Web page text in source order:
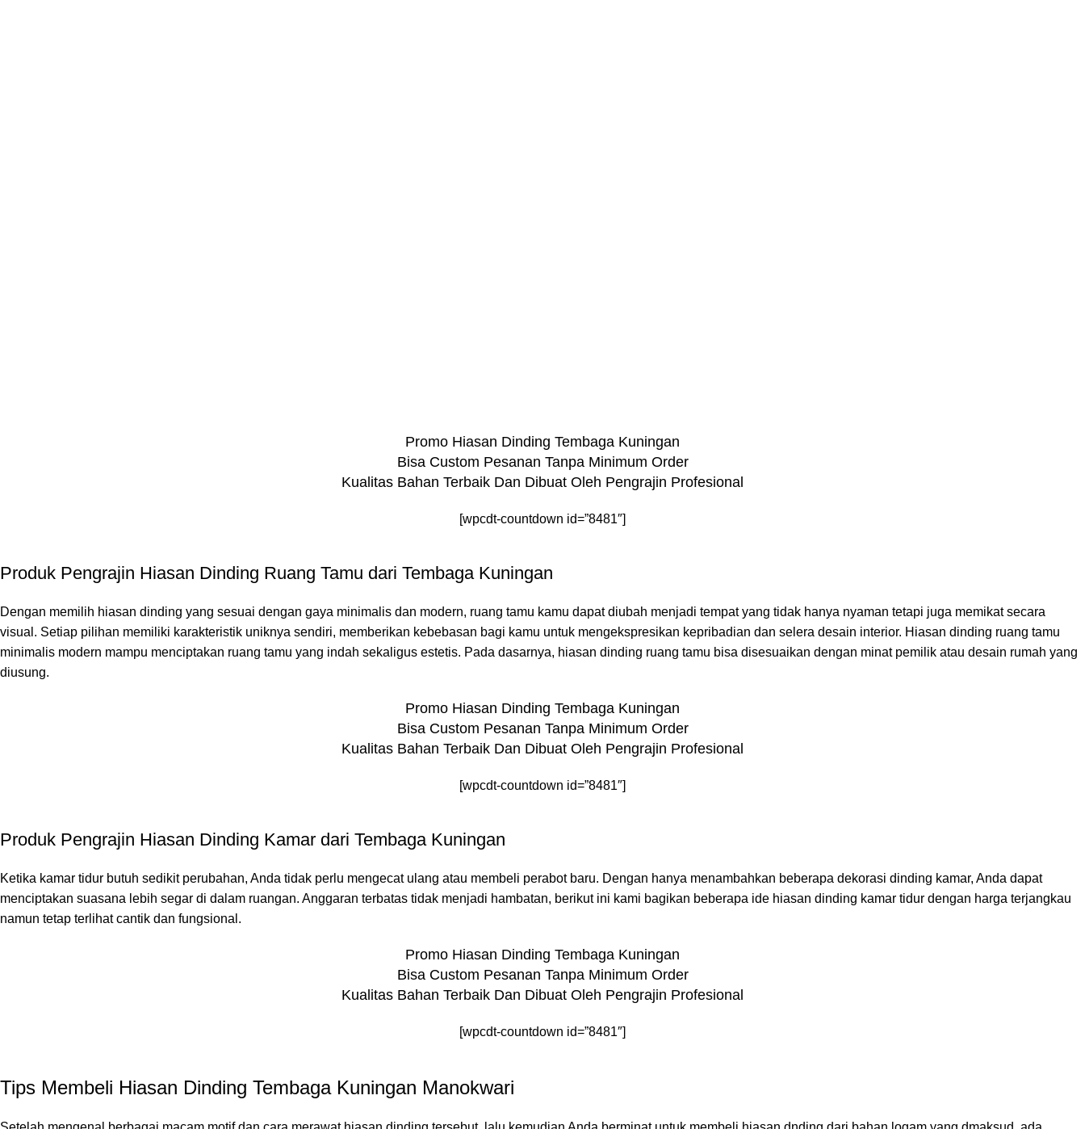
Promo Hiasan Dinding Tembaga Kuningan
Bisa Custom Pesanan Tanpa Minimum Order
Kualitas Bahan Terbaik Dan Dibuat Oleh Pengrajin Profesional
[wpcdt-countdown id=”8481″]
Produk Pengrajin Hiasan Dinding Ruang Tamu dari Tembaga Kuningan
Dengan memilih hiasan dinding yang sesuai dengan gaya minimalis dan modern, ruang tamu kamu dapat diubah menjadi tempat yang tidak hanya nyaman tetapi juga memikat secara
visual. Setiap pilihan memiliki karakteristik uniknya sendiri, memberikan kebebasan bagi kamu untuk mengekspresikan kepribadian dan selera desain interior. Hiasan dinding ruang tamu
minimalis modern mampu menciptakan ruang tamu yang indah sekaligus estetis. Pada dasarnya, hiasan dinding ruang tamu bisa disesuaikan dengan minat pemilik atau desain rumah yang
diusung.
Promo Hiasan Dinding Tembaga Kuningan
Bisa Custom Pesanan Tanpa Minimum Order
Kualitas Bahan Terbaik Dan Dibuat Oleh Pengrajin Profesional
[wpcdt-countdown id=”8481″]
Produk Pengrajin Hiasan Dinding Kamar dari Tembaga Kuningan
Ketika kamar tidur butuh sedikit perubahan, Anda tidak perlu mengecat ulang atau membeli perabot baru. Dengan hanya menambahkan beberapa dekorasi dinding kamar, Anda dapat
menciptakan suasana lebih segar di dalam ruangan. Anggaran terbatas tidak menjadi hambatan, berikut ini kami bagikan beberapa ide hiasan dinding kamar tidur dengan harga terjangkau
namun tetap terlihat cantik dan fungsional.
Promo Hiasan Dinding Tembaga Kuningan
Bisa Custom Pesanan Tanpa Minimum Order
Kualitas Bahan Terbaik Dan Dibuat Oleh Pengrajin Profesional
[wpcdt-countdown id=”8481″]
Tips Membeli Hiasan Dinding Tembaga Kuningan Manokwari